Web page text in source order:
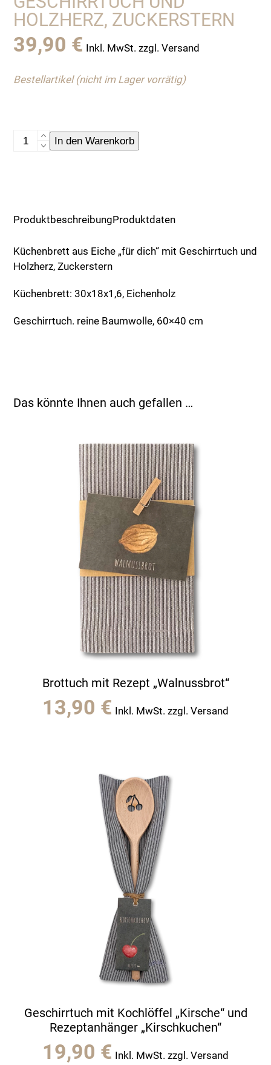
HOLZHERZ, ZUCKERSTERN
39,90 € Inkl. MwSt. zzgl. Versand
Bestellartikel (nicht im Lager vorrätig)
Küchenbrett
Holzherz,
Zuckerstern
Menge
In den Warenkorb
ProduktbeschreibungProduktdaten
Küchenbrett aus Eiche „für dich“ mit Geschirrtuch und
Holzherz, Zuckerstern
Küchenbrett: 30x18x1,6, Eichenholz
Geschirrtuch. reine Baumwolle, 60×40 cm
Das könnte Ihnen auch gefallen …
Brottuch mit Rezept „Walnussbrot“
13,90 € Inkl. MwSt. zzgl. Versand
Geschirrtuch mit Kochlöffel „Kirsche“ und
Rezeptanhänger „Kirschkuchen“
19,90 € Inkl. MwSt. zzgl. Versand